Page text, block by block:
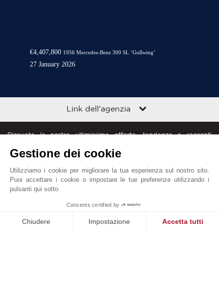
€4,407,800 1956 Mercedes-Benz 300 SL ‘Gullwing’
27 January 2026
Link dell'agenzia
Ricevete le nostre ultimissime offerte, tendenze e racconti
Gestione dei cookie
Utilizziamo i cookie per migliorare la tua esperienza sul nostro sito.
Puoi accettare i cookie o impostare le tue preferenze utilizzando i
pulsanti qui sotto.
Consents certified by
Chiudere Impostazione Accetta tutti